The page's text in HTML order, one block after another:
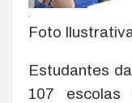
Foto
Estudantes
107 escolas